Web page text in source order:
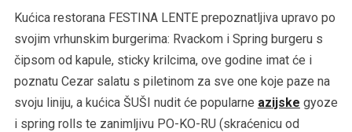
Kućica restorana FESTINA LENTE prepoznatljiva upravo po
svojim vrhunskim burgerima: Rvackom i Spring burgeru s
čipsom od kapule, sticky krilcima, ove godine imat će i
poznatu Cezar salatu s piletinom za sve one koje paze na
svoju liniju, a kućica ŠUŠI nudit će popularne azijske gyoze
i spring rolls te zanimljivu PO-KO-RU (skraćenicu od